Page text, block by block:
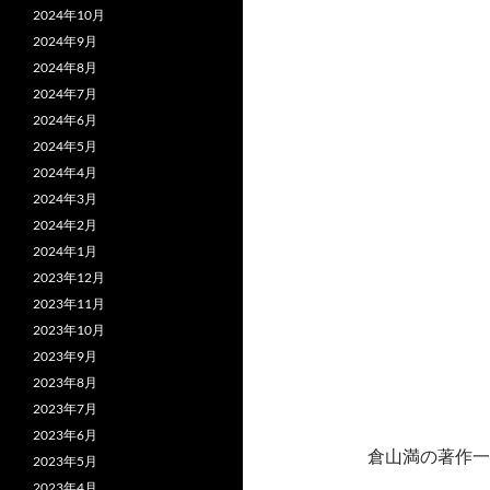
倉山満の著作
2024年10月
2024年9月
2024年8月
2024年7月
2024年6月
2024年5月
2024年4月
2024年3月
2024年2月
2024年1月
2023年12月
2023年11月
2023年10月
2023年9月
2023年8月
2023年7月
2023年6月
2023年5月